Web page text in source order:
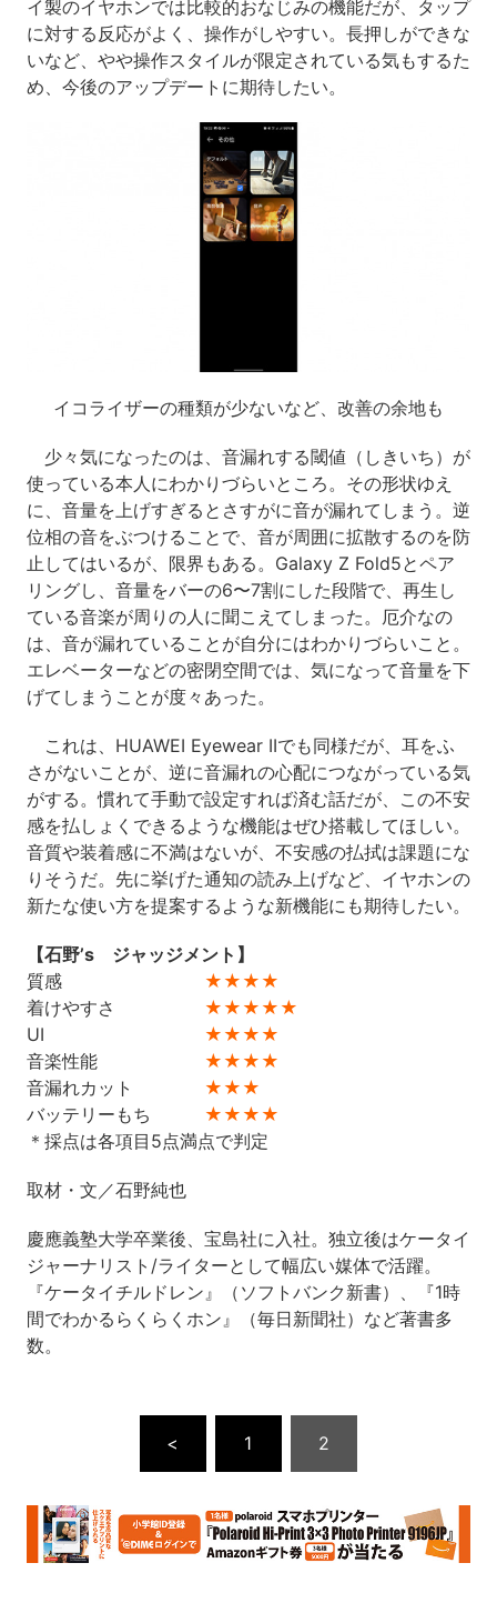
イ製のイヤホンでは比較的おなじみの機能だが、タップ
に対する反応がよく、操作がしやすい。長押しができな
いなど、やや操作スタイルが限定されている気もするた
め、今後のアップデートに期待したい。
イコライザーの種類が少ないなど、改善の余地も
少々気になったのは、音漏れする閾値（しきいち）が
使っている本人にわかりづらいところ。その形状ゆえ
に、音量を上げすぎるとさすがに音が漏れてしまう。逆
位相の音をぶつけることで、音が周囲に拡散するのを防
止してはいるが、限界もある。Galaxy Z Fold5とペア
リングし、音量をバーの6〜7割にした段階で、再生し
ている音楽が周りの人に聞こえてしまった。厄介なの
は、音が漏れていることが自分にはわかりづらいこと。
エレベーターなどの密閉空間では、気になって音量を下
げてしまうことが度々あった。
これは、HUAWEI Eyewear IIでも同様だが、耳をふ
さがないことが、逆に音漏れの心配につながっている気
がする。慣れて手動で設定すれば済む話だが、この不安
感を払しょくできるような機能はぜひ搭載してほしい。
音質や装着感に不満はないが、不安感の払拭は課題にな
りそうだ。先に挙げた通知の読み上げなど、イヤホンの
新たな使い方を提案するような新機能にも期待したい。
【石野’s ジャッジメント】
質感
★★★★
着けやすさ
★★★★★
UI
★★★★
音楽性能
★★★★
音漏れカット
★★★
バッテリーもち
★★★★
＊採点は各項目5点満点で判定
取材・文／石野純也
慶應義塾大学卒業後、宝島社に入社。独立後はケータイ
ジャーナリスト/ライターとして幅広い媒体で活躍。
『ケータイチルドレン』（ソフトバンク新書）、『1時
間でわかるらくらくホン』（毎日新聞社）など著書多
数。
< 1 2